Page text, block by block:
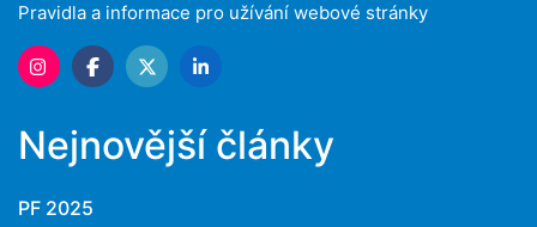
Pravidla a informace pro užívání webové stránky
Nejnovější články
PF 2025